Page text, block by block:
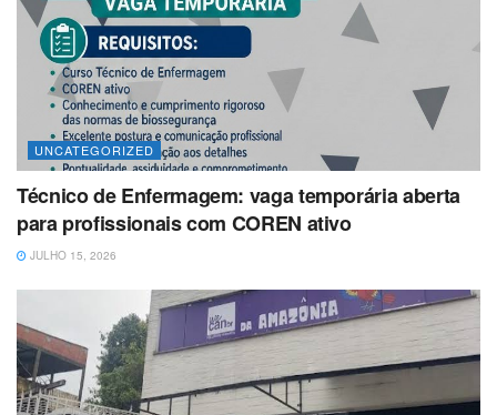
UNCATEGORIZED
Técnico de Enfermagem: vaga temporária aberta
para profissionais com COREN ativo
JULHO 15, 2026